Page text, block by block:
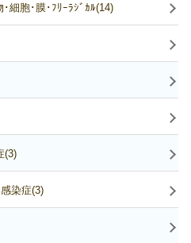
細胞･膜･ﾌﾘｰﾗｼﾞｶﾙ(14)
(3)
染症(3)